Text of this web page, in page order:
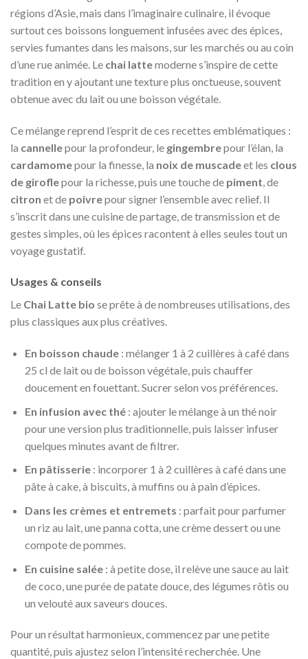
régions d’Asie, mais dans l’imaginaire culinaire, il évoque
surtout ces boissons longuement infusées avec des épices,
servies fumantes dans les maisons, sur les marchés ou au coin
d’une rue animée. Le chai lattemoderne s’inspire de cette
tradition en y ajoutant une texture plus onctueuse, souvent
obtenue avec du lait ou une boisson végétale.
Ce mélange reprend l’esprit de ces recettes emblématiques :
la cannellepour la profondeur, le gingembrepour l’élan, la
cardamomepour la finesse, la noix de muscadeet les clous
de giroflepour la richesse, puis une touche de piment , de
citron et de poivrepour signer l’ensemble avec relief. Il
s’inscrit dans une cuisine de partage, de transmission et de
gestes simples, où les épices racontent à elles seules tout un
voyage gustatif.
Usages & conseils
Le Chai Latte bio se prête à de nombreuses utilisations, des
plus classiques aux plus créatives.
En boisson chaude: mélanger 1 à 2 cuillères à café dans
25 cl de lait ou de boisson végétale, puis chauffer
doucement en fouettant. Sucrer selon vos préférences.
En infusion avec thé: ajouter le mélange à un thé noir
pour une version plus traditionnelle, puis laisser infuser
quelques minutes avant de filtrer.
En pâtisserie: incorporer 1 à 2 cuillères à café dans une
pâte à cake, à biscuits, à muffins ou à pain d’épices.
Dans les crèmes et entremets : parfait pour parfumer
un riz au lait, une panna cotta, une crème dessert ou une
compote de pommes.
En cuisine salée: à petite dose, il relève une sauce au lait
de coco, une purée de patate douce, des légumes rôtis ou
un velouté aux saveurs douces.
Pour un résultat harmonieux, commencez par une petite
quantité, puis ajustez selon l’intensité recherchée. Une